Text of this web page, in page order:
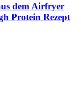
dem Airfryer
Protein Rezept